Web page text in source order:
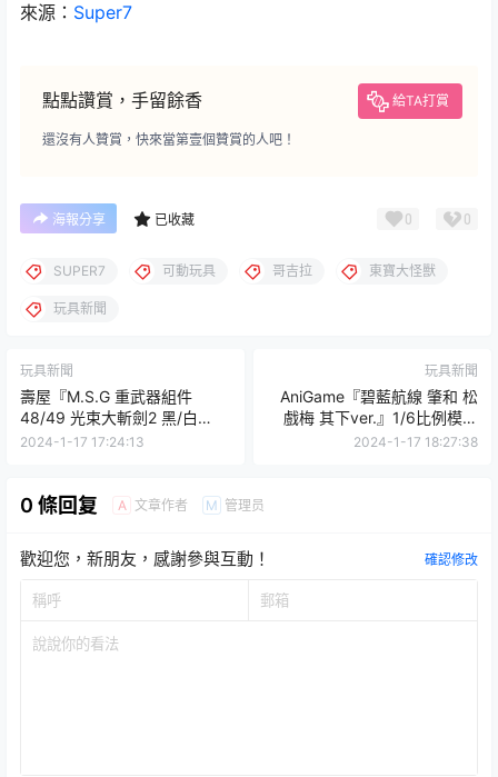
來源： Super7
點點讚賞，手留餘香 給TA打賞
還沒有人贊賞，快來當第壹個贊賞的人吧！
海報分享 已收藏 0 0
SUPER7 可動玩具 哥吉拉 東寶大怪獸
玩具新聞
玩具新聞
壽屋『M.S.G 重武器組件
48/49 光束大斬劍2 黑/白
Ver.』可變形大劍、大盾、弓
2024-1-17 17:24:13
玩具新聞
AniGame『碧藍航線 肇和 松
戲梅 其下ver.』1/6比例模型
趴在桌子底下的絕妙姿勢！
2024-1-17 18:27:38
0 條回复 A 文章作者 M 管理员
歡迎您，新朋友，感謝參與互動！ 確認修改